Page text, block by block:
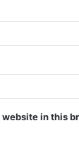
in this